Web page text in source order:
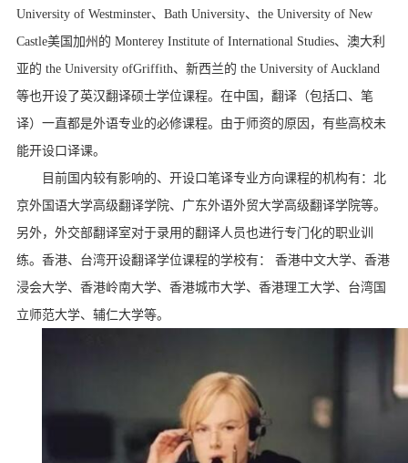
University of Westminster、Bath University、the University of New
Castle美国加州的 Monterey Institute of International Studies、澳大利
亚的 the University ofGriffith、新西兰的 the University of Auckland
等也开设了英汉翻译硕士学位课程。在中国，翻译（包括口、笔
译）一直都是外语专业的必修课程。由于师资的原因，有些高校未
能开设口译课。
目前国内较有影响的、开设口笔译专业方向课程的机构有：北
京外国语大学高级翻译学院、广东外语外贸大学高级翻译学院等。
另外，外交部翻译室对于录用的翻译人员也进行专门化的职业训
练。香港、台湾开设翻译学位课程的学校有： 香港中文大学、香港
浸会大学、香港岭南大学、香港城市大学、香港理工大学、台湾国
立师范大学、辅仁大学等。